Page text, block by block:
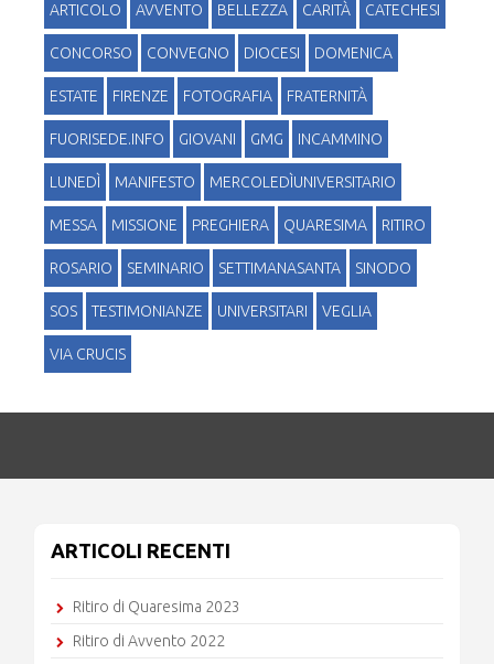
:
ARTICOLO AVVENTO BELLEZZA CARITÀ CATECHESI
CONCORSO CONVEGNO DIOCESI DOMENICA
ESTATE FIRENZE FOTOGRAFIA FRATERNITÀ
FUORISEDE.INFO GIOVANI GMG INCAMMINO
LUNEDÌ MANIFESTO MERCOLEDÌUNIVERSITARIO
MESSA MISSIONE PREGHIERA QUARESIMA RITIRO
ROSARIO SEMINARIO SETTIMANASANTA SINODO
SOS TESTIMONIANZE UNIVERSITARI VEGLIA
VIA CRUCIS
ARTICOLI RECENTI
Ritiro di Quaresima 2023
Ritiro di Avvento 2022